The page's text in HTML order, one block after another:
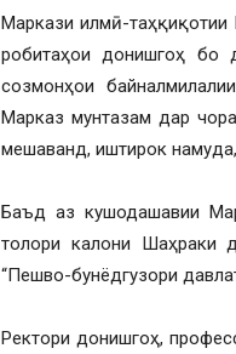
Маркази илмӣ-
робитаҳои донишгоҳ бо
созмонҳои
Марказ мунтазам дар
мешаванд, иштирок
Баъд аз кушодашавии
толори калони Шаҳраки
“Пешво-бунёдгузори
Ректори донишгоҳ,